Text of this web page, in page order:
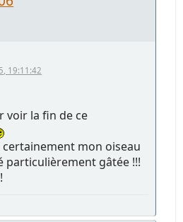
19:11:42
voir la fin de ce
certainement mon oiseau
particulièrement gâtée !!!
!